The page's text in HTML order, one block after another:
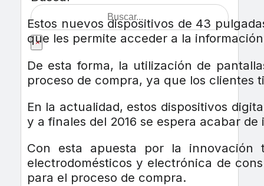
×
Estos nuevos dispositivos de 43
que les permite acceder a la
De esta forma, la utilización de
proceso de compra, ya que los clientes
En la actualidad, estos dispositivos
y a finales del 2016 se espera acabar
Con esta apuesta por la innovación
electrodomésticos y electrónica de
para el proceso de compra.